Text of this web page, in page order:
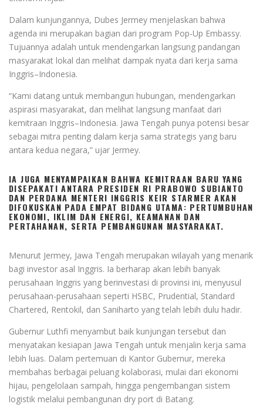
Dalam kunjungannya, Dubes Jermey menjelaskan bahwa
agenda ini merupakan bagian dari program Pop-Up Embassy.
Tujuannya adalah untuk mendengarkan langsung pandangan
masyarakat lokal dan melihat dampak nyata dari kerja sama
Inggris–Indonesia.
“Kami datang untuk membangun hubungan, mendengarkan
aspirasi masyarakat, dan melihat langsung manfaat dari
kemitraan Inggris–Indonesia. Jawa Tengah punya potensi besar
sebagai mitra penting dalam kerja sama strategis yang baru
antara kedua negara,” ujar Jermey.
IA JUGA MENYAMPAIKAN BAHWA KEMITRAAN BARU YANG
DISEPAKATI ANTARA PRESIDEN RI PRABOWO SUBIANTO
DAN PERDANA MENTERI INGGRIS KEIR STARMER AKAN
DIFOKUSKAN PADA EMPAT BIDANG UTAMA: PERTUMBUHAN
EKONOMI, IKLIM DAN ENERGI, KEAMANAN DAN
PERTAHANAN, SERTA PEMBANGUNAN MASYARAKAT.
Menurut Jermey, Jawa Tengah merupakan wilayah yang menarik
bagi investor asal Inggris. Ia berharap akan lebih banyak
perusahaan Inggris yang berinvestasi di provinsi ini, menyusul
perusahaan-perusahaan seperti HSBC, Prudential, Standard
Chartered, Rentokil, dan Saniharto yang telah lebih dulu hadir.
Gubernur Luthfi menyambut baik kunjungan tersebut dan
menyatakan kesiapan Jawa Tengah untuk menjalin kerja sama
lebih luas. Dalam pertemuan di Kantor Gubernur, mereka
membahas berbagai peluang kolaborasi, mulai dari ekonomi
hijau, pengelolaan sampah, hingga pengembangan sistem
logistik melalui pembangunan dry port di Batang.